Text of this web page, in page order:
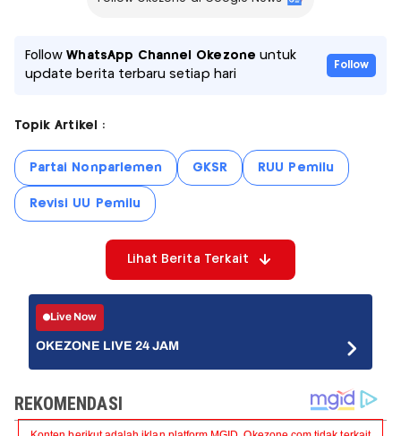
FollowWhatsApp Channel Okezone untuk
update berita terbaru setiap hari
Follow
Topik Artikel :
Partai Nonparlemen GKSR RUU Pemilu
Revisi UU Pemilu
Lihat Berita Terkait
Live Now
OKEZONE LIVE 24 JAM